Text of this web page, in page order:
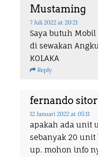
Mustaming
7 Juli 2022 at 20:21
Saya butuh
di sewakan
KOLAKA
Reply
fernando
12 Januari 2022 at 05:11
apakah ada unit
sebanyak 20 unit
up. mohon info